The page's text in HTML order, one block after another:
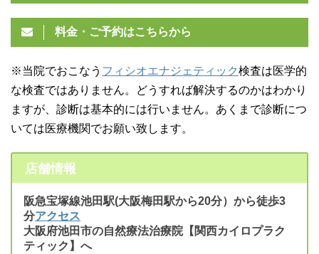
料金・ご予約はこちらから
※当院でおこなう フィシオエナジェティック検査は医学的
な検査ではありません。どうすれば解決するのかはわかり
ますが、診断は基本的には行いません。あくまで診断につ
いては医療機関でお願い致します。
店舗情報
阪急宝塚線池田駅(大阪梅田駅から20分）から徒歩3
分アクセス
大阪府池田市の自然療法治療院【関西カイロプラク
ティック】へ